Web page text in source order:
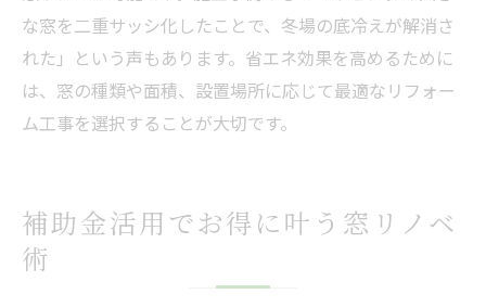
な窓を二重サッシ化したことで、冬場の底冷えが解消さ
れた」という声もあります。省エネ効果を高めるために
は、窓の種類や面積、設置場所に応じて最適なリフォー
ム工事を選択することが大切です。
補助金活用でお得に叶う窓リノベ
術